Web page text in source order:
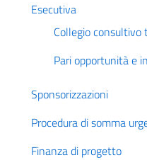
Esecutiva
Collegio consultivo
Pari opportunità e
Sponsorizzazioni
Procedura di somma
Finanza di progetto